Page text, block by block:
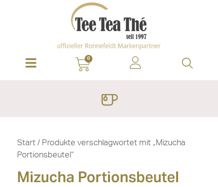
0
Start / Produkte verschlagwortet mit „Mizucha
Portionsbeutel“
Mizucha Portionsbeutel